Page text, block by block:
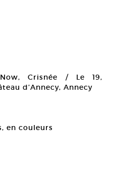
Crisnée / Le 19,
d’Annecy, Annecy
en couleurs